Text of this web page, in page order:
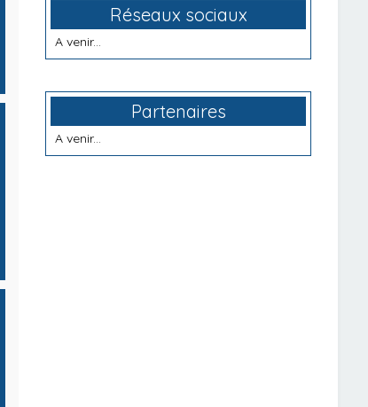
Réseaux sociaux
A venir...
Partenaires
A venir...